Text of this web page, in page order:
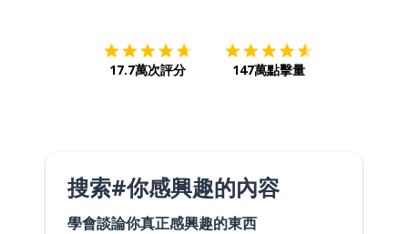
17.7萬次評分 147萬點擊量
搜索#你感興趣的內容
學會談論你真正感興趣的東西